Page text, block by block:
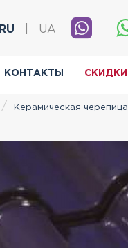
RU UA
КОНТАКТЫ СКИДКИ
Керамическая черепица